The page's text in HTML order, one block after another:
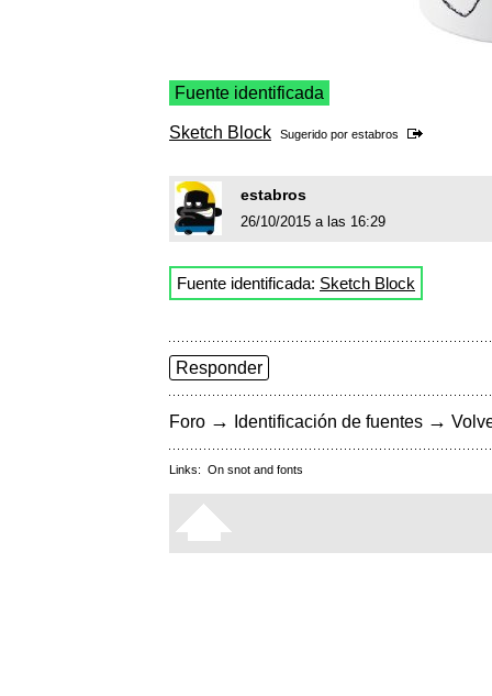
Fuente identificada
Sketch Block Sugerido por estabros
estabros
26/10/2015 a las 16:29
Fuente identificada: Sketch Block
Responder
Foro → Identificación de fuentes →
Links: On snot and fonts